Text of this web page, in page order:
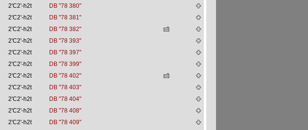
2'C2'-h2t
DB "78 380"
2'C2'-h2t
DB "78 381"
2'C2'-h2t
DB "78 382"
2'C2'-h2t
DB "78 393"
2'C2'-h2t
DB "78 397"
2'C2'-h2t
DB "78 399"
2'C2'-h2t
DB "78 402"
2'C2'-h2t
DB "78 403"
2'C2'-h2t
DB "78 404"
2'C2'-h2t
DB "78 408"
2'C2'-h2t
DB "78 409"